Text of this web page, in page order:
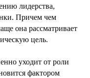
лидерства,
Причем чем
она рассматривает
цель.
уходит от роли
фактором